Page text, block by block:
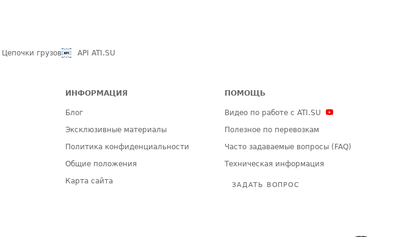
Цепочки грузов API ATI.SU
ИНФОРМАЦИЯ
Блог
Эксклюзивные материалы
Политика конфиденциальности
Общие положения
Карта сайта
ПОМОЩЬ
Видео по работе с ATI.SU
Полезное по перевозкам
Часто задаваемые вопросы (FAQ)
Техническая информация
ЗАДАТЬ ВОПРОС